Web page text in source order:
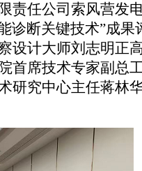
责任公司索风营发
诊断关键技术”成
设计大师刘志明正
首席技术专家副总
研究中心主任蒋林